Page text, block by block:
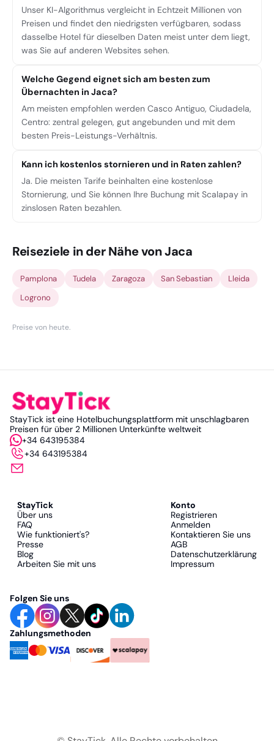
Unser KI-Algorithmus vergleicht in Echtzeit Millionen von
Preisen und findet den niedrigsten verfügbaren, sodass
dasselbe Hotel für dieselben Daten meist unter dem liegt,
was Sie auf anderen Websites sehen.
Welche Gegend eignet sich am besten zum
Übernachten in Jaca?
Am meisten empfohlen werden Casco Antiguo, Ciudadela,
Centro: zentral gelegen, gut angebunden und mit dem
besten Preis-Leistungs-Verhältnis.
Kann ich kostenlos stornieren und in Raten zahlen?
Ja. Die meisten Tarife beinhalten eine kostenlose
Stornierung, und Sie können Ihre Buchung mit Scalapay in
zinslosen Raten bezahlen.
Reiseziele in der Nähe von Jaca
Pamplona Tudela Zaragoza San Sebastian
Lleida
Logrono
Preise von heute.
StayTick ist eine Hotelbuchungsplattform mit unschlagbaren
Preisen für über 2 Millionen Unterkünfte weltweit
+34 643195384
+34 643195384
StayTick
Über uns
FAQ
Wie funktioniert's?
Presse
Blog
Arbeiten Sie mit uns
Konto
Registrieren
Anmelden
Kontaktieren Sie uns
AGB
Datenschutzerklärung
Impressum
Folgen Sie uns
Zahlungsmethoden